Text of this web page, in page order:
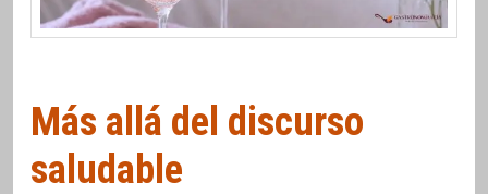
Más allá del discurso
saludable